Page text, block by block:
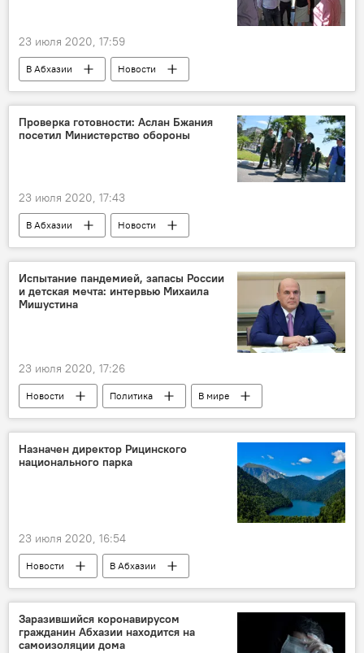
23 июля 2020, 17:59
В Абхазии
Новости
Ситуация с коронавирусом в Абхазии
Проверка готовности: Аслан Бжания
посетил Министерство обороны
23 июля 2020, 17:43
В Абхазии Новости
Испытание пандемией, запасы России
и детская мечта: интервью Михаила
Мишустина
23 июля 2020, 17:26
Новости Политика В мире
Назначен директор Рицинского
национального парка
23 июля 2020, 16:54
Новости В Абхазии
Заразившийся коронавирусом
гражданин Абхазии находится на
самоизоляции дома